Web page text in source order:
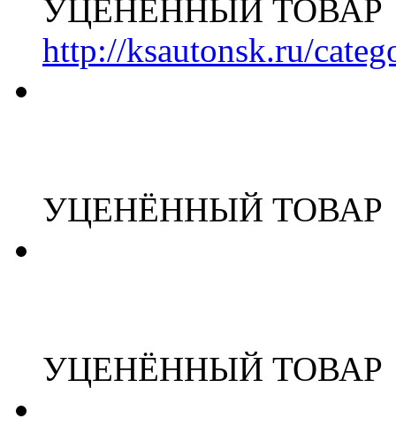
УЦЕНЁННЫЙ ТОВАР
http://ksautonsk.ru/
УЦЕНЁННЫЙ ТОВАР
УЦЕНЁННЫЙ ТОВАР